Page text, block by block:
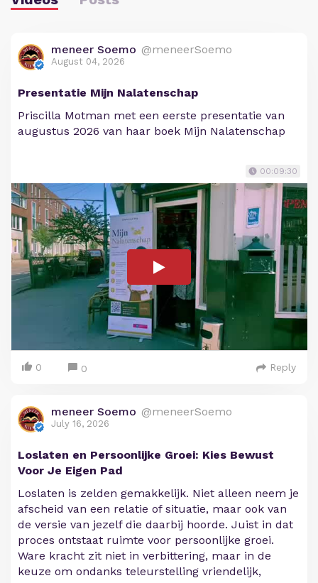
meneer Soemo @meneerSoemo
August 04, 2026
Presentatie Mijn Nalatenschap
Priscilla Motman met een eerste presentatie van
augustus 2026 van haar boek Mijn Nalatenschap
00:09:30
0 0 Reply
meneer Soemo @meneerSoemo
July 16, 2026
Loslaten en Persoonlijke Groei: Kies Bewust
Voor Je Eigen Pad
Loslaten is zelden gemakkelijk. Niet alleen neem je
afscheid van een relatie of situatie, maar ook van
de versie van jezelf die daarbij hoorde. Juist in dat
proces ontstaat ruimte voor persoonlijke groei.
Ware kracht zit niet in verbittering, maar in de
keuze om ondanks teleurstelling vriendelijk,